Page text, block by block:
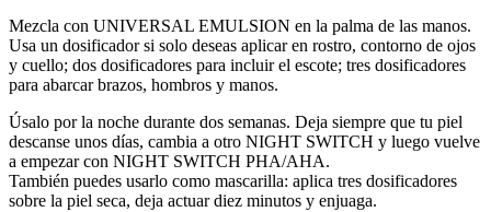
Mezcla con UNIVERSAL EMULSION en la palma de las manos.
Usa un dosificador si solo deseas aplicar en rostro, contorno de ojos
y cuello; dos dosificadores para incluir el escote; tres dosificadores
para abarcar brazos, hombros y manos.
Úsalo por la noche durante dos semanas. Deja siempre que tu piel
descanse unos días, cambia a otro NIGHT SWITCH y luego vuelve
a empezar con NIGHT SWITCH PHA/AHA.
También puedes usarlo como mascarilla: aplica tres dosificadores
sobre la piel seca, deja actuar diez minutos y enjuaga.